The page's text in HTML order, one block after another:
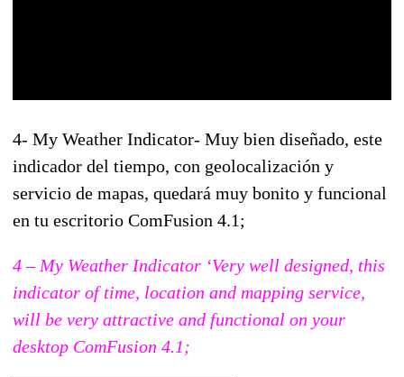
4- My Weather Indicator- Muy bien diseñado, este
indicador del tiempo, con geolocalización y
servicio de mapas, quedará muy bonito y funcional
en tu escritorio ComFusion 4.1;
4 – My Weather Indicator ‘Very well designed, this
indicator of time, location and mapping service,
will be very attractive and functional on your
desktop ComFusion 4.1;